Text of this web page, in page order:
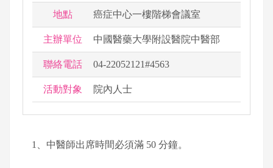
地點 癌症中心一樓階梯會議室
主辦單位 中國醫藥大學附設醫院中醫部
聯絡電話 04-22052121#4563
活動對象 院內人士
1、中醫師出席時間必須滿 50 分鐘。